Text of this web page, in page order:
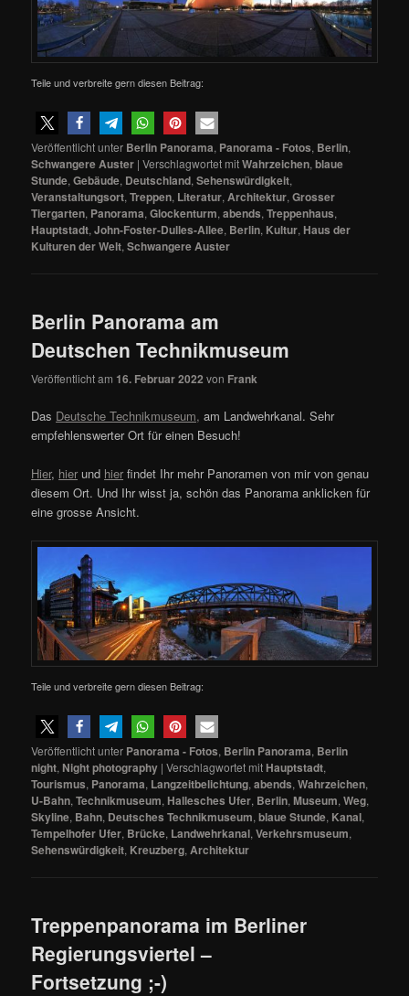
Teile und verbreite gern diesen Beitrag:
Veröffentlicht unter Berlin Panorama, Panorama - Fotos, Berlin,
Schwangere Auster |Verschlagwortet mitWahrzeichen,blaue
Stunde,Gebäude, Deutschland,Sehenswürdigkeit,
Veranstaltungsort,Treppen, Literatur, Architektur,Grosser
Tiergarten, Panorama,Glockenturm,abends,Treppenhaus,
Hauptstadt,John-Foster-Dulles-Allee, Berlin, Kultur, Haus der
Kulturen der Welt,Schwangere Auster
Berlin Panorama am
Deutschen Technikmuseum
Veröffentlicht am 16. Februar 2022 von Frank
Das Deutsche Technikmuseum, am Landwehrkanal. Sehr
empfehlenswerter Ort für einen Besuch!
Hier, hier und hier findet Ihr mehr Panoramen von mir von genau
diesem Ort. Und Ihr wisst ja, schön das Panorama anklicken für
eine grosse Ansicht.
Teile und verbreite gern diesen Beitrag:
Veröffentlicht unter Panorama - Fotos, Berlin Panorama, Berlin
night, Night photography |Verschlagwortet mit Hauptstadt,
Tourismus, Panorama, Langzeitbelichtung,abends,Wahrzeichen,
U-Bahn,Technikmuseum, Hallesches Ufer, Berlin,Museum,Weg,
Skyline, Bahn, Deutsches Technikmuseum,blaue Stunde, Kanal,
Tempelhofer Ufer, Brücke, Landwehrkanal,Verkehrsmuseum,
Sehenswürdigkeit, Kreuzberg, Architektur
Treppenpanorama im Berliner
Regierungsviertel –
Fortsetzung ;-)